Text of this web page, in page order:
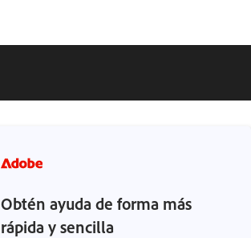
Obtén ayuda de forma más
rápida y sencilla